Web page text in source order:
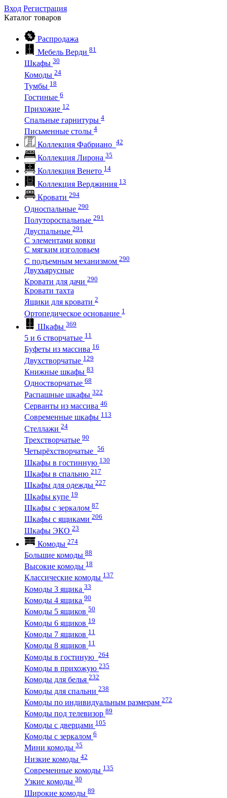
Вход Регистрация
Каталог товаров
Распродажа
Мебель Верди 81
Шкафы 30
Комоды 24
Тумбы 18
Гостиные 6
Прихожие 12
Спальные гарнитуры 4
Письменные столы 4
Коллекция Фабриано 42
Коллекция Лирона 35
Коллекция Венето 14
Коллекция Верджиния 13
Кровати 294
Односпальные 290
Полутороспальные 291
Двуспальные 291
С элементами ковки
С мягким изголовьем
С подъемным механизмом 290
Двухъярусные
Кровати для дачи 290
Кровати тахта
Ящики для кровати 2
Ортопедическое основание 1
Шкафы 369
5 и 6 створчатые 11
Буфеты из массива 16
Двухстворчатые 129
Книжные шкафы 83
Одностворчатые 68
Распашные шкафы 322
Серванты из массива 46
Современные шкафы 113
Стеллажи 24
Трехстворчатые 90
Четырёхстворчатые 56
Шкафы в гостинную 130
Шкафы в спальню 217
Шкафы для одежды 227
Шкафы купе 19
Шкафы с зеркалом 87
Шкафы с ящиками 206
Шкафы ЭКО 23
Комоды 274
Большие комоды 88
Высокие комоды 18
Классические комоды 137
Комоды 3 ящика 33
Комоды 4 ящика 90
Комоды 5 ящиков 50
Комоды 6 ящиков 19
Комоды 7 ящиков 11
Комоды 8 ящиков 11
Комоды в гостиную 264
Комоды в прихожую 235
Комоды для белья 232
Комоды для спальни 238
Комоды по индивидуальным размерам 272
Комоды под телевизор 89
Комоды с дверцами 105
Комоды с зеркалом 6
Мини комоды 35
Низкие комоды 42
Современные комоды 135
Узкие комоды 30
Широкие комоды 89